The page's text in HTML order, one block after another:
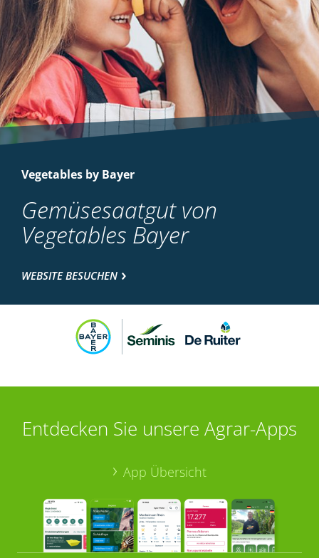
Vegetables by Bayer
Gemüsesaatgut von
Vegetables Bayer
WEBSITE BESUCHEN
Entdecken Sie unsere Agrar-Apps
App Übersicht